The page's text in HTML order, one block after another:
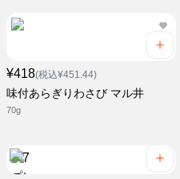
¥418(税込¥451.44)
味付あらぎりわさび マル井
70g